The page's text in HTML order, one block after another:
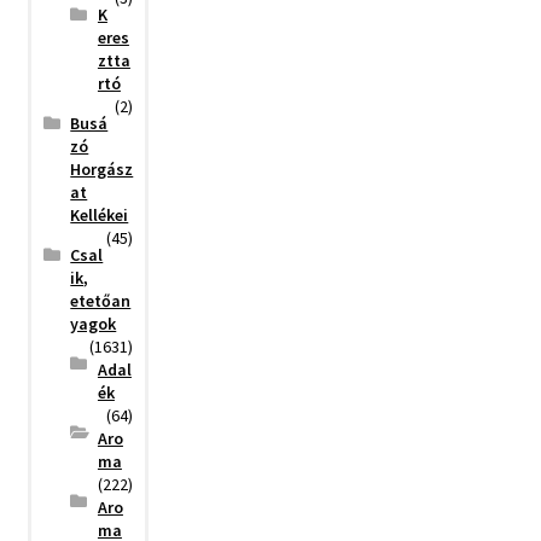
K
eres
ztta
rtó
(2)
Busá
zó
Horgász
at
Kellékei
(45)
Csal
ik,
etetőan
yagok
(1631)
Adal
ék
(64)
Aro
ma
(222)
Aro
ma